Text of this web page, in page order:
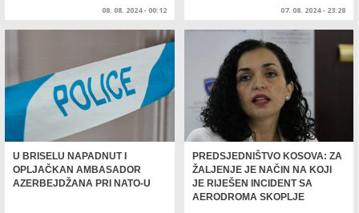
08. 08. 2024 - 00:12 07. 08. 2024 - 23:28
U BRISELU NAPADNUT I
OPLJAČKAN AMBASADOR
AZERBEJDŽANA PRI NATO-U
PREDSJEDNIŠTVO KOSOVA: ZA
ŽALJENJE JE NAČIN NA KOJI
JE RIJEŠEN INCIDENT SA
AERODROMA SKOPLJE